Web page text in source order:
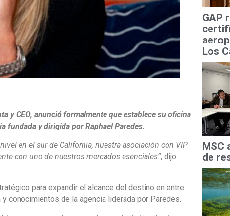
y CEO, anunció formalmente que establece su oficina
fundada y dirigida por Raphael Paredes.
en el sur de California, nuestra asociación con VIP
con uno de nuestros mercados esenciales”, dijo
para expandir el alcance del destino en entre
conocimientos de la agencia liderada por Paredes.
GAP
Los
MSC
de